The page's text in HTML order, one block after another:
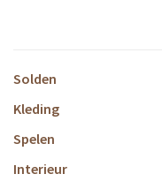
Solden
Kleding
Spelen
Interieur